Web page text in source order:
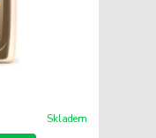
Skladem